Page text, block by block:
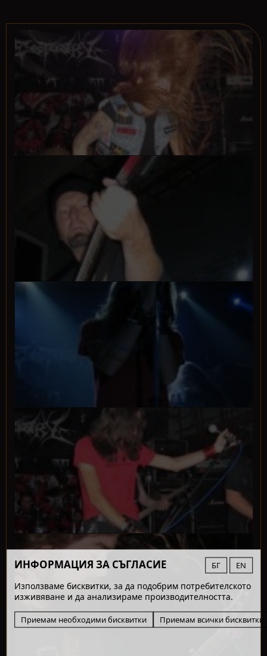
ИНФОРМАЦИЯ ЗА СЪГЛАСИЕ БГ EN
Използваме бисквитки, за да подобрим потребителското
изживяване и да анализираме производителността.
Приемам необходими бисквитки Приемам всички бисквитки